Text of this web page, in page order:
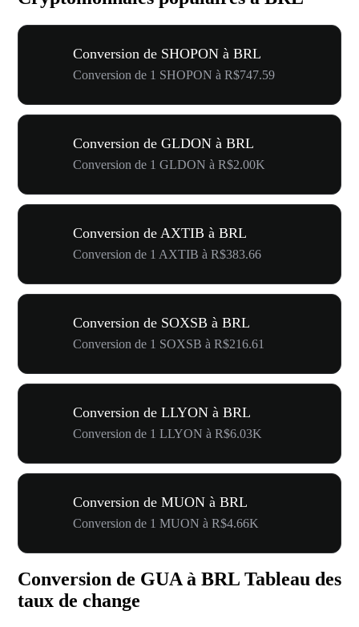
Conversion de SHOPON à BRL
Conversion de 1 SHOPON à R$747.59
Conversion de GLDON à BRL
Conversion de 1 GLDON à R$2.00K
Conversion de AXTIB à BRL
Conversion de 1 AXTIB à R$383.66
Conversion de SOXSB à BRL
Conversion de 1 SOXSB à R$216.61
Conversion de LLYON à BRL
Conversion de 1 LLYON à R$6.03K
Conversion de MUON à BRL
Conversion de 1 MUON à R$4.66K
Conversion de GUA à BRL Tableau des
taux de change